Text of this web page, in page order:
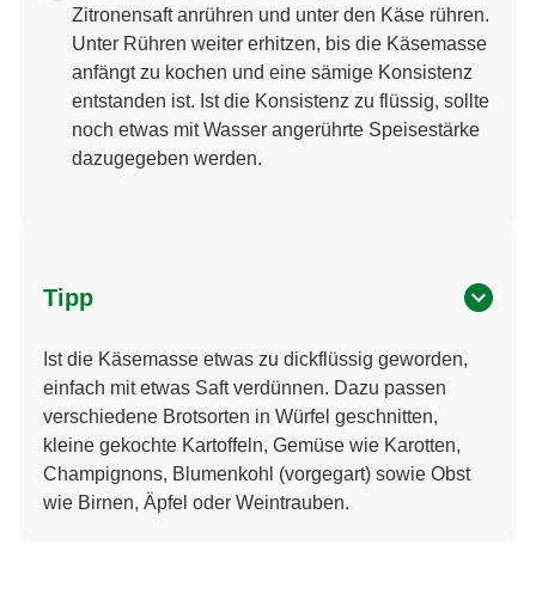
Zitronensaft anrühren und unter den Käse rühren.
Unter Rühren weiter erhitzen, bis die Käsemasse
anfängt zu kochen und eine sämige Konsistenz
entstanden ist. Ist die Konsistenz zu flüssig, sollte
noch etwas mit Wasser angerührte Speisestärke
dazugegeben werden.
Tipp
Ist die Käsemasse etwas zu dickflüssig geworden,
einfach mit etwas Saft verdünnen. Dazu passen
verschiedene Brotsorten in Würfel geschnitten,
kleine gekochte Kartoffeln, Gemüse wie Karotten,
Champignons, Blumenkohl (vorgegart) sowie Obst
wie Birnen, Äpfel oder Weintrauben.